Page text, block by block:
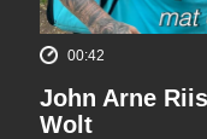
00:42
John Arne
Wolt